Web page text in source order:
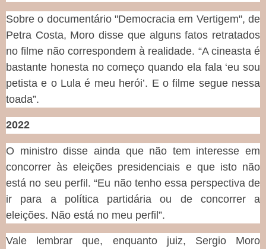
Sobre o documentário "Democracia em Vertigem", de
Petra Costa, Moro disse que alguns fatos retratados
no filme não correspondem à realidade. “A cineasta é
bastante honesta no começo quando ela fala ‘eu sou
petista e o Lula é meu herói’. E o filme segue nessa
toada”.
2022
O ministro disse ainda que não tem interesse em
concorrer às eleições presidenciais e que isto não
está no seu perfil. “Eu não tenho essa perspectiva de
ir para a política partidária ou de concorrer a
eleições. Não está no meu perfil”.
Vale lembrar que, enquanto juiz, Sergio Moro